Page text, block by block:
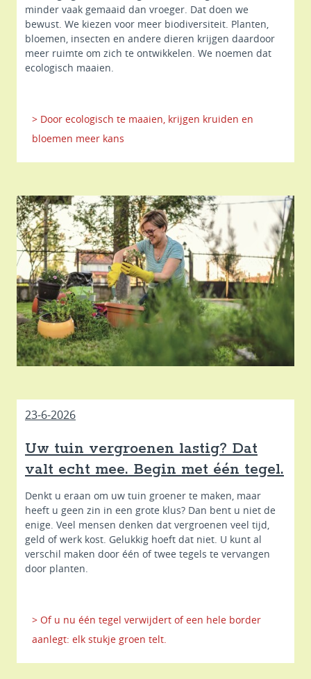
minder vaak gemaaid dan vroeger. Dat doen we
bewust. We kiezen voor meer biodiversiteit. Planten,
bloemen, insecten en andere dieren krijgen daardoor
meer ruimte om zich te ontwikkelen. We noemen dat
ecologisch maaien.
> Door ecologisch te maaien, krijgen kruiden en
bloemen meer kans
23-6-2026
Uw tuin vergroenen lastig? Dat
valt echt mee. Begin met één tegel.
Denkt u eraan om uw tuin groener te maken, maar
heeft u geen zin in een grote klus? Dan bent u niet de
enige. Veel mensen denken dat vergroenen veel tijd,
geld of werk kost. Gelukkig hoeft dat niet. U kunt al
verschil maken door één of twee tegels te vervangen
door planten.
> Of u nu één tegel verwijdert of een hele border
aanlegt: elk stukje groen telt.